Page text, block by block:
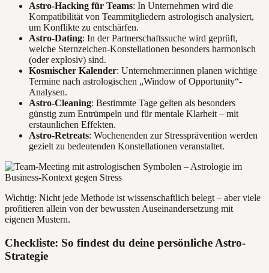
Astro-Hacking für Teams: In Unternehmen wird die
Kompatibilität von Teammitgliedern astrologisch analysiert,
um Konflikte zu entschärfen.
Astro-Dating: In der Partnerschaftssuche wird geprüft,
welche Sternzeichen-Konstellationen besonders harmonisch
(oder explosiv) sind.
Kosmischer Kalender: Unternehmer:innen planen wichtige
Termine nach astrologischen „Window of Opportunity“-
Analysen.
Astro-Cleaning: Bestimmte Tage gelten als besonders
günstig zum Entrümpeln und für mentale Klarheit – mit
erstaunlichen Effekten.
Astro-Retreats: Wochenenden zur Stressprävention werden
gezielt zu bedeutenden Konstellationen veranstaltet.
Wichtig: Nicht jede Methode ist wissenschaftlich belegt – aber viele
profitieren allein von der bewussten Auseinandersetzung mit
eigenen Mustern.
Checkliste: So findest du deine persönliche Astro-
Strategie